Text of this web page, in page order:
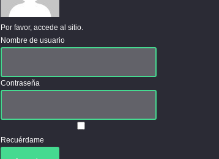
Por favor, accede al sitio.
Nombre de usuario
Contraseña
Recuérdame